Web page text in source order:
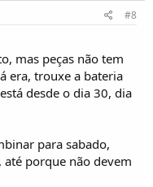
#8
mas peças não tem
era, trouxe a bateria
desde o dia 30, dia
para sabado,
até porque não devem